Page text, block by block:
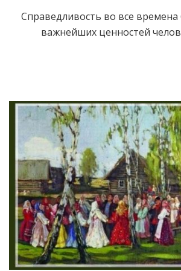
Справедливость во все
важнейших ценностей